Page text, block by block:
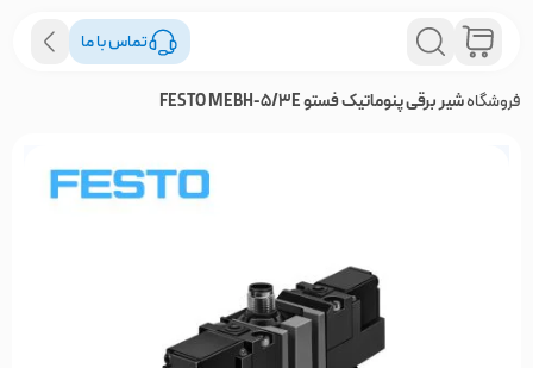
تماس با ما
فروشگاهشیر برقی پنوماتیک فستو FESTO MEBH-5/3E